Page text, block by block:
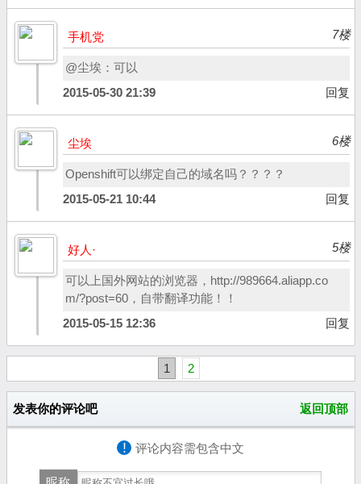
手机党 7楼
@尘埃：可以
2015-05-30 21:39
回复
尘埃 6楼
Openshift可以绑定自己的域名吗？？？？
2015-05-21 10:44
回复
好人· 5楼
可以上国外网站的浏览器，http://989664.aliapp.co
m/?post=60，自带翻译功能！！
2015-05-15 12:36
回复
1 2
发表你的评论吧 返回顶部
! 评论内容需包含中文